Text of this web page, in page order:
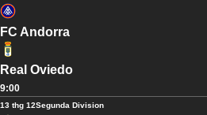
FC Andorra
Real Oviedo
9:00
13 thg 12Segunda Division